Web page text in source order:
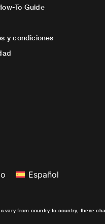
To Guide
y condiciones
Español
from country to country, these